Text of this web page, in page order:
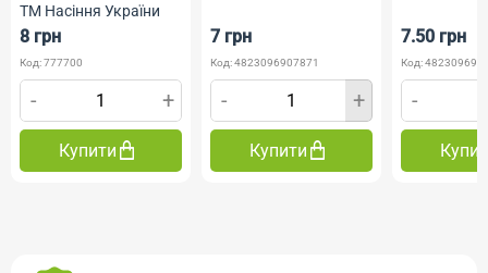
ТМ Насіння України
8 грн
Код: 777700
- +
Купити
7 грн
Код: 4823096907871
- +
Купити
7.50 грн
Код:
-